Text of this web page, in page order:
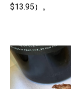
$13.95）。